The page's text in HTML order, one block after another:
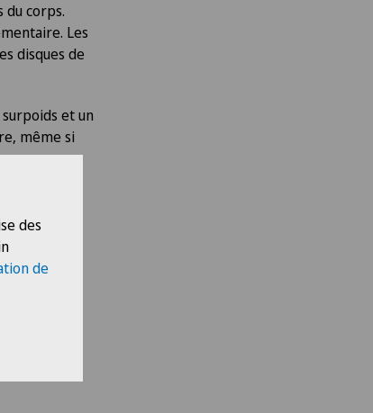
du corps.
Les
disques de
et un
même si
des
de